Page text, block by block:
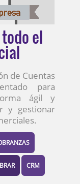
el
de Cuentas
para
ágil y
y gestionar
CRM